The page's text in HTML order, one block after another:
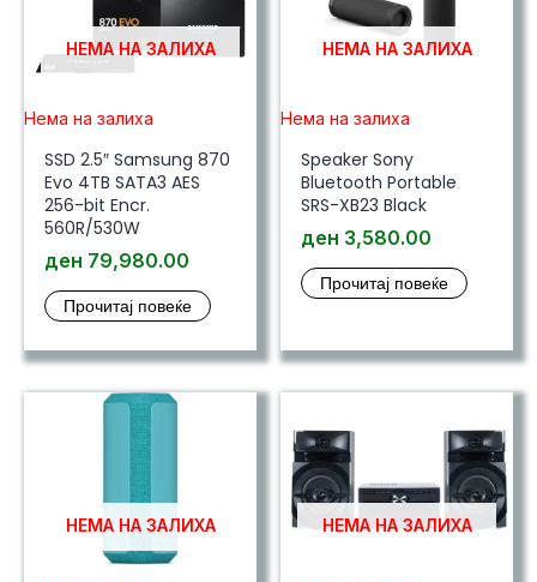
НЕМА НА ЗАЛИХА
Нема на залиха
SSD 2.5″ Samsung 870
Evo 4TB SATA3 AES
256-bit Encr.
560R/530W
ден 79,980.00
Прочитај повеќе
НЕМА НА ЗАЛИХА
Нема на залиха
Speaker Sony
Bluetooth Portable
SRS-XB23 Black
ден 3,580.00
Прочитај повеќе
НЕМА НА ЗАЛИХА НЕМА НА ЗАЛИХА